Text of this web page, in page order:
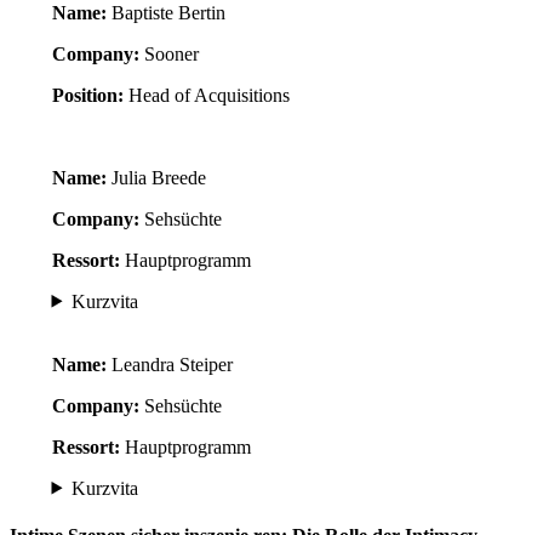
Name: Baptiste Bertin
Company: Sooner
Position: Head of Acquisitions
Name: Julia Breede
Company: Sehsüchte
Ressort: Hauptprogramm
Kurzvita
Name: Leandra Steiper
Company: Sehsüchte
Ressort: Hauptprogramm
Kurzvita